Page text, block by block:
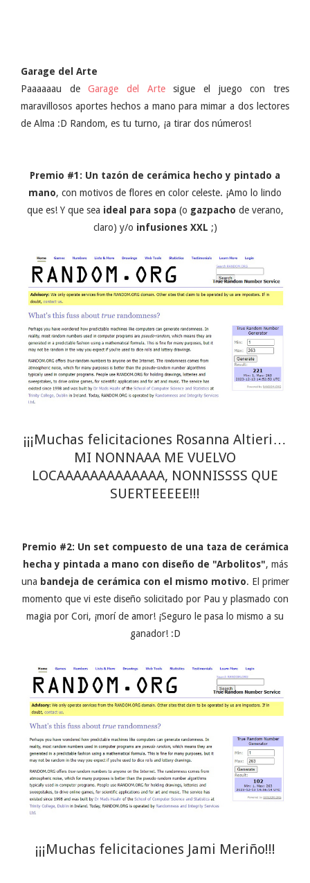
Garage del Arte
Paaaaaau deGarage del Artesigue el juego con tres
maravillosos aportes hechos a mano para mimar a dos lectores
de Alma :D Random, es tu turno, ¡a tirar dos números!
Premio #1: Un tazón de cerámica hecho y pintado a
mano, con motivos de flores en color celeste. ¡Amo lo lindo
que es! Y que sea ideal para sopa(o gazpacho de verano,
claro) y/o infusiones XXL ;)
¡¡¡Muchas felicitaciones Rosanna Altieri…
MI NONNAAA ME VUELVO
LOCAAAAAAAAAAAAA, NONNISSSS QUE
SUERTEEEEE!!!
Premio #2: Un set compuesto de una taza de cerámica
hecha y pintada a mano con diseño de "Arbolitos", más
una bandeja de cerámica con el mismo motivo. El primer
momento que vi este diseño solicitado por Pau y plasmado con
magia por Cori, ¡morí de amor! ¡Seguro le pasa lo mismo a su
ganador! :D
¡¡¡Muchas felicitaciones Jami Meriño!!!